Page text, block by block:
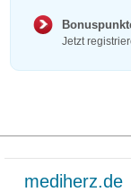
Jetzt
mediherz.de